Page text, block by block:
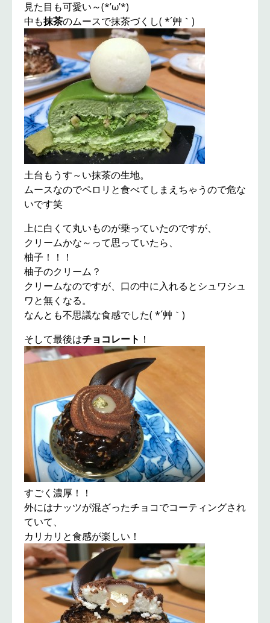
見た目も可愛い～(*’ω’*)
中も抹茶のムースで抹茶づくし( *´艸｀)
土台もうす～い抹茶の生地。
ムースなのでペロリと食べてしまえちゃうので危な
いです笑
上に白くて丸いものが乗っていたのですが、
クリームかな～って思っていたら、
柚子！！！
柚子のクリーム？
クリームなのですが、口の中に入れるとシュワシュ
ワと無くなる。
なんとも不思議な食感でした( *´艸｀)
そして最後はチョコレート ！
すごく濃厚！！
外にはナッツが混ざったチョコでコーティングされ
ていて、
カリカリと食感が楽しい！